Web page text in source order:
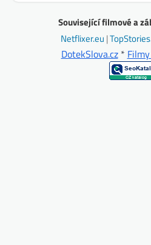
Související filmové a
Netflixer.eu |
DotekSlova.cz*